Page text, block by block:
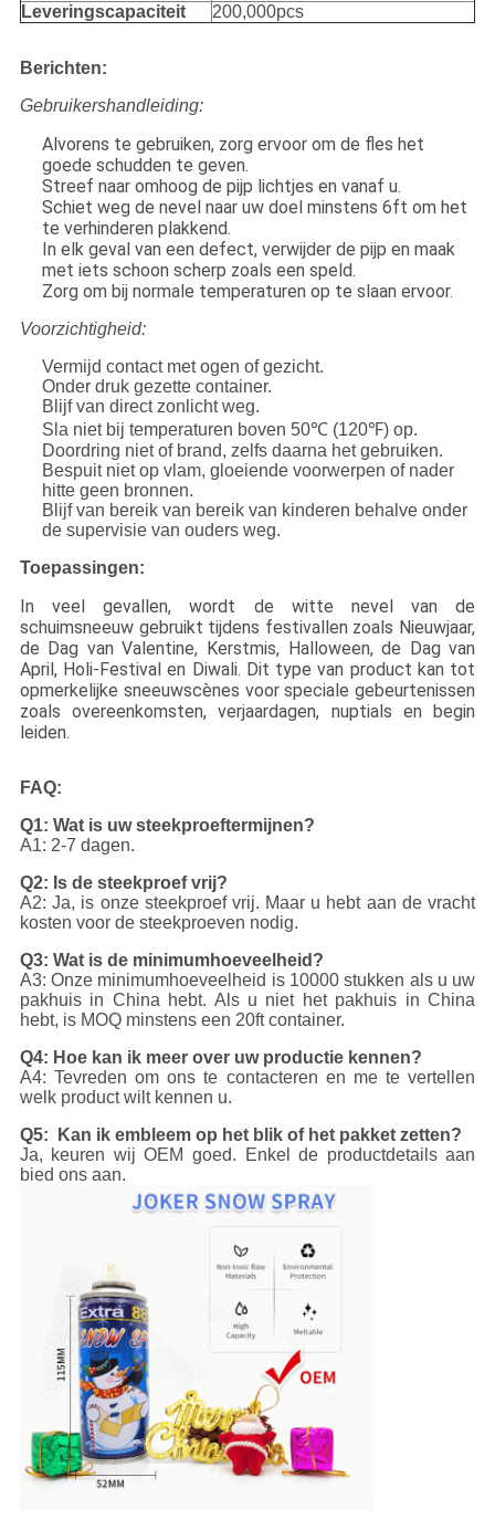
Leveringscapaciteit
200,000pcs
Berichten:
Gebruikershandleiding:
Alvorens te gebruiken, zorg ervoor om de fles het
goede schudden te geven.
Streef naar omhoog de pijp lichtjes en vanaf u.
Schiet weg de nevel naar uw doel minstens 6ft om het
te verhinderen plakkend.
In elk geval van een defect, verwijder de pijp en maak
met iets schoon scherp zoals een speld.
Zorg om bij normale temperaturen op te slaan ervoor.
Voorzichtigheid:
Vermijd contact met ogen of gezicht.
Onder druk gezette container.
Blijf van direct zonlicht weg.
Sla niet bij temperaturen boven 50℃ (120℉) op.
Doordring niet of brand, zelfs daarna het gebruiken.
Bespuit niet op vlam, gloeiende voorwerpen of nader
hitte geen bronnen.
Blijf van bereik van bereik van kinderen behalve onder
de supervisie van ouders weg.
Toepassingen:
In veel gevallen, wordt de witte nevel van de
schuimsneeuw gebruikt tijdens festivallen zoals Nieuwjaar,
de Dag van Valentine, Kerstmis, Halloween, de Dag van
April, Holi-Festival en Diwali. Dit type van product kan tot
opmerkelijke sneeuwscènes voor speciale gebeurtenissen
zoals overeenkomsten, verjaardagen, nuptials en begin
leiden.
FAQ:
Q1: Wat is uw steekproeftermijnen?
A1: 2-7 dagen.
Q2: Is de steekproef vrij?
A2: Ja, is onze steekproef vrij. Maar u hebt aan de vracht
kosten voor de steekproeven nodig.
Q3: Wat is de minimumhoeveelheid?
A3: Onze minimumhoeveelheid is 10000 stukken als u uw
pakhuis in China hebt. Als u niet het pakhuis in China
hebt, is MOQ minstens een 20ft container.
Q4: Hoe kan ik meer over uw productie kennen?
A4: Tevreden om ons te contacteren en me te vertellen
welk product wilt kennen u.
Q5: Kan ik embleem op het blik of het pakket zetten?
Ja, keuren wij OEM goed. Enkel de productdetails aan
bied ons aan.